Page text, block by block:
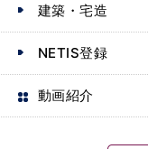
建築・宅造
NETIS登録
動画紹介